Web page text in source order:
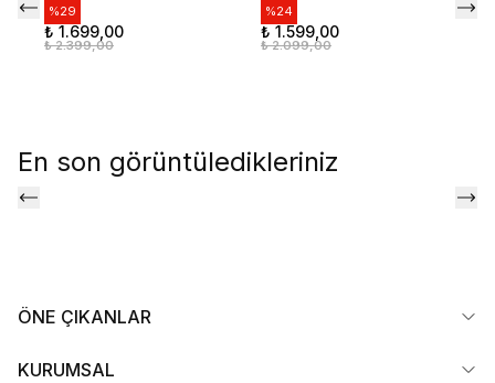
%29
₺ 1.699,00
₺ 2.399,00
%24
₺ 1.599,00
₺ 2.099,00
En son görüntüledikleriniz
ÖNE ÇIKANLAR
KURUMSAL